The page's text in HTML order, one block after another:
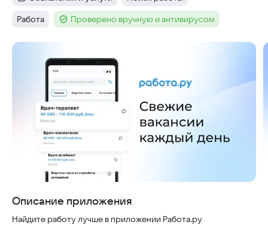
Категория: Тег:
Тег:
Работа Тег :Проверено вручную и антивирусом
Скриншоты
Описание приложения
Найдите работу лучше в приложении Работа.ру